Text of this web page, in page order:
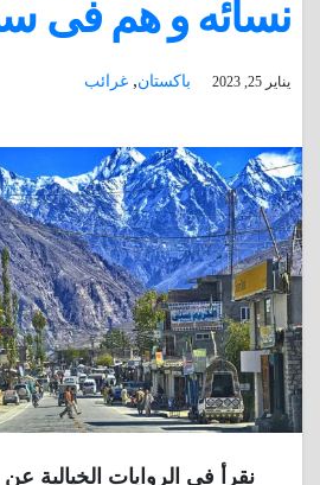
نسائه و هم فى
يناير 25, 2023 باكستان, غرائب
نقرأ فى الروايات الخيالية